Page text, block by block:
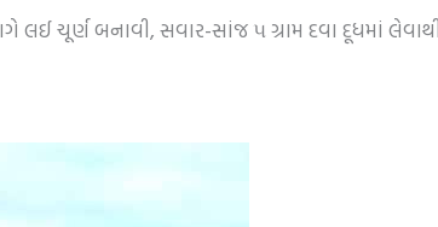
ચૂર્ણ બનાવી, સવાર-સાંજ ૫ ગ્રામ દવા દૂધમાં